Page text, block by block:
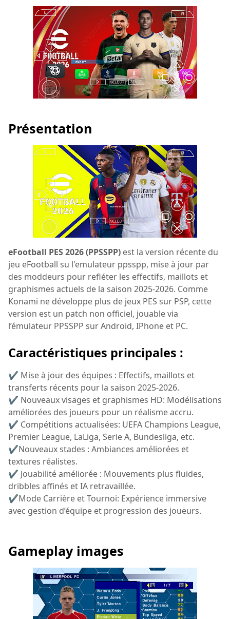
Présentation
eFootball PES 2026 (PPSSPP) est la version récente du
jeu eFootball su l'emulateur ppsspp, mise à jour par
des moddeurs pour refléter les effectifs, maillots et
graphismes actuels de la saison 2025-2026. Comme
Konami ne développe plus de jeux PES sur PSP, cette
version est un patch non officiel, jouable via
l’émulateur PPSSPP sur Android, IPhone et PC.
Caractéristiques principales :
✔ Mise à jour des équipes : Effectifs, maillots et
transferts récents pour la saison 2025-2026.
✔ Nouveaux visages et graphismes HD: Modélisations
améliorées des joueurs pour un réalisme accru.
✔ Compétitions actualisées: UEFA Champions League,
Premier League, LaLiga, Serie A, Bundesliga, etc.
✔Nouveaux stades : Ambiances améliorées et
textures réalistes.
✔ Jouabilité améliorée : Mouvements plus fluides,
dribbles affinés et IA retravaillée.
✔Mode Carrière et Tournoi: Expérience immersive
avec gestion d’équipe et progression des joueurs.
Gameplay images